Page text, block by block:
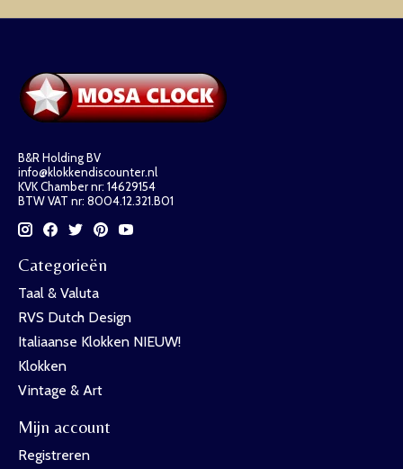
B&R Holding BV
info@klokkendiscounter.nl
KVK Chamber nr: 14629154
BTW VAT nr: 8004.12.321.B01
Categorieën
Taal & Valuta
RVS Dutch Design
Italiaanse Klokken NIEUW!
Klokken
Vintage & Art
Mijn account
Registreren